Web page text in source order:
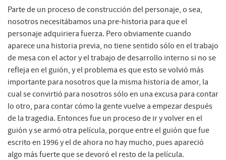
Parte de un proceso de construcción del personaje, o sea,
nosotros necesitábamos una pre-historia para que el
personaje adquiriera fuerza. Pero obviamente cuando
aparece una historia previa, no tiene sentido sólo en el trabajo
de mesa con el actor y el trabajo de desarrollo interno si no se
refleja en el guión, y el problema es que esto se volvió más
importante para nosotros que la misma historia de amor, la
cual se convirtió para nosotros sólo en una excusa para contar
lo otro, para contar cómo la gente vuelve a empezar después
de la tragedia. Entonces fue un proceso de ir y volver en el
guión y se armó otra película, porque entre el guión que fue
escrito en 1996 y el de ahora no hay mucho, pues apareció
algo más fuerte que se devoró el resto de la película.